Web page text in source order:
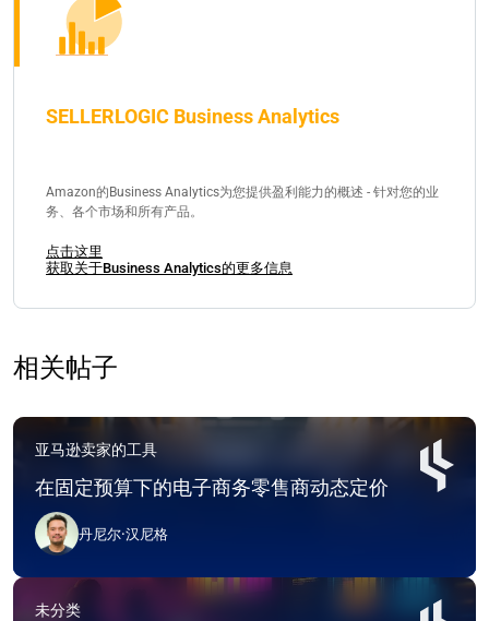
SELLERLOGIC Business Analytics
Amazon的Business Analytics为您提供盈利能力的概述 - 针对您的业
务、各个市场和所有产品。
点击这里
获取关于Business Analytics的更多信息
相关帖子
亚马逊卖家的工具
在固定预算下的电子商务零售商动态定价
丹尼尔·汉尼格
未分类